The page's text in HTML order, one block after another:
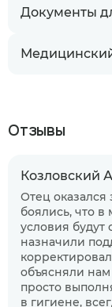
Документы
Отзывы
Козловский
Отец оказался
боялись, что
условия будут
назначили
объясняли
просто
в гигиене,